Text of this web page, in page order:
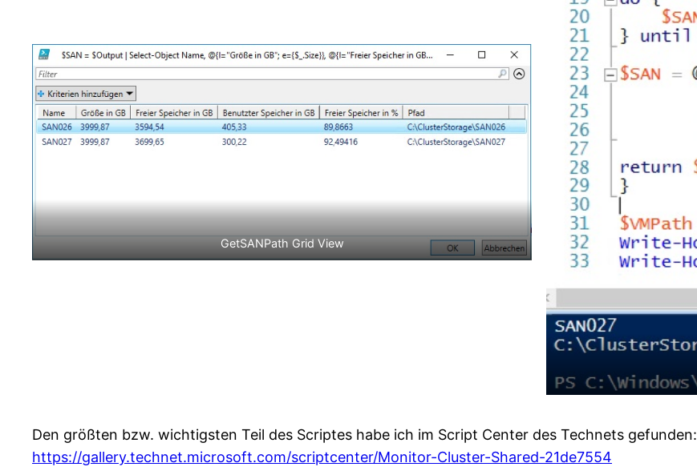
GetSANPath Grid View
Den größten bzw. wichtigsten Teil des Scriptes habe ich im Script Center des Technets gefunden:
https://gallery.technet.microsoft.com/scriptcenter/Monitor-Cluster-Shared-21de7554